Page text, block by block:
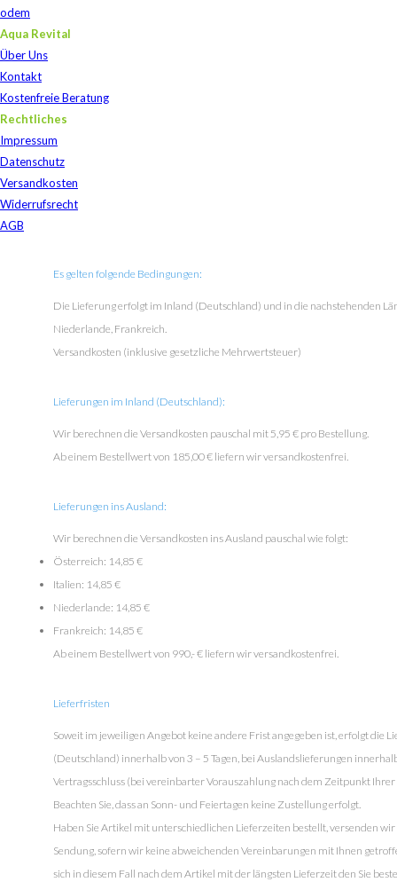
odem
Aqua Revital
Über Uns
Kontakt
Kostenfreie Beratung
Rechtliches
Impressum
Datenschutz
Versandkosten
Widerrufsrecht
AGB
Es gelten folgende Bedingungen:
Die Lieferung erfolgt im Inland (Deutschland) und in die nachstehenden
Niederlande, Frankreich.
Versandkosten (inklusive gesetzliche Mehrwertsteuer)
Lieferungen im Inland (Deutschland):
Wir berechnen die Versandkosten pauschal mit 5,95 € pro Bestellung.
Ab einem Bestellwert von 185,00 € liefern wir versandkostenfrei.
Lieferungen ins Ausland:
Wir berechnen die Versandkosten ins Ausland pauschal wie folgt:
Österreich: 14,85 €
Italien: 14,85 €
Niederlande: 14,85 €
Frankreich: 14,85 €
Ab einem Bestellwert von 990,- € liefern wir versandkostenfrei.
Lieferfristen
Soweit im jeweiligen Angebot keine andere Frist angegeben ist, erfolgt die
(Deutschland) innerhalb von 3 – 5 Tagen, bei Auslandslieferungen
Vertragsschluss (bei vereinbarter Vorauszahlung nach dem Zeitpunkt
Beachten Sie, dass an Sonn- und Feiertagen keine Zustellung erfolgt.
Haben Sie Artikel mit unterschiedlichen Lieferzeiten bestellt, versenden
Sendung, sofern wir keine abweichenden Vereinbarungen mit Ihnen
sich in diesem Fall nach dem Artikel mit der längsten Lieferzeit den Sie